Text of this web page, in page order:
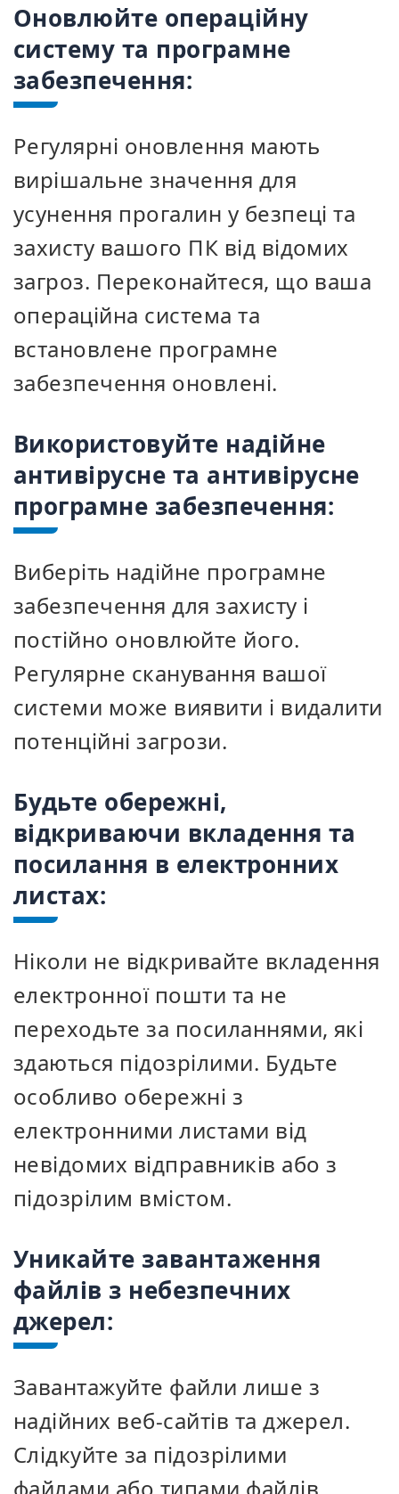
Оновлюйте операційну
систему та програмне
забезпечення:
Регулярні оновлення мають
вирішальне значення для
усунення прогалин у безпеці та
захисту вашого ПК від відомих
загроз. Переконайтеся, що ваша
операційна система та
встановлене програмне
забезпечення оновлені.
Використовуйте надійне
антивірусне та антивірусне
програмне забезпечення:
Виберіть надійне програмне
забезпечення для захисту і
постійно оновлюйте його.
Регулярне сканування вашої
системи може виявити і видалити
потенційні загрози.
Будьте обережні,
відкриваючи вкладення та
посилання в електронних
листах:
Ніколи не відкривайте вкладення
електронної пошти та не
переходьте за посиланнями, які
здаються підозрілими. Будьте
особливо обережні з
електронними листами від
невідомих відправників або з
підозрілим вмістом.
Уникайте завантаження
файлів з небезпечних
джерел:
Завантажуйте файли лише з
надійних веб-сайтів та джерел.
Слідкуйте за підозрілими
файлами або типами файлів,